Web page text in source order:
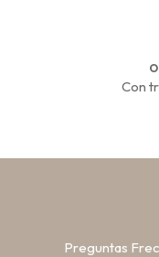
Con
Preguntas